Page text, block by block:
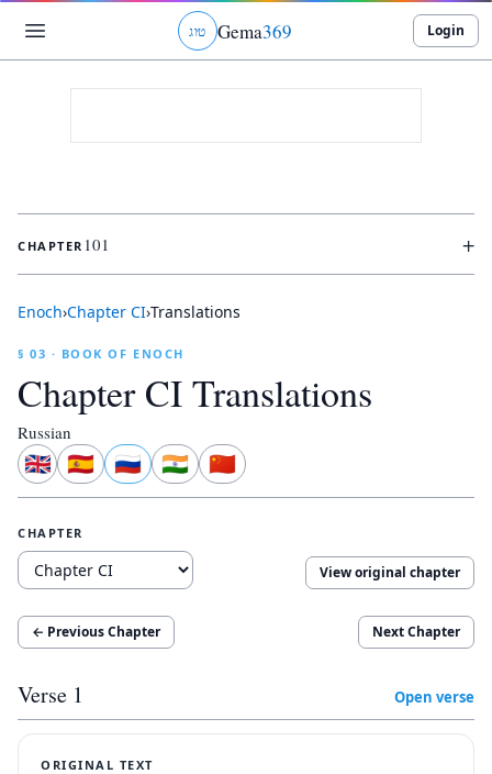
גוט Gema369 Login
CHAPTER 101 +
Enoch›Chapter CI›Translations
§ 03 · BOOK OF ENOCH
ChapterCITranslations
Russian
🇬🇧 🇪🇸 🇷🇺 🇮🇳 🇨🇳
CHAPTER
View original chapter
← Previous Chapter Next Chapter
Verse 1 Open verse
ORIGINAL TEXT